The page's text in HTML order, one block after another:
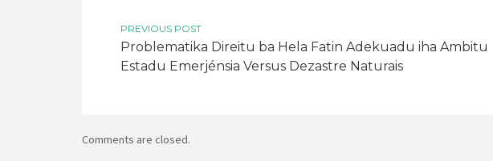
PREVIOUS POST
Problematika Direitu ba Hela Fatin Adekuadu iha Ambitu
Estadu Emerjénsia Versus Dezastre Naturais
Comments are closed.